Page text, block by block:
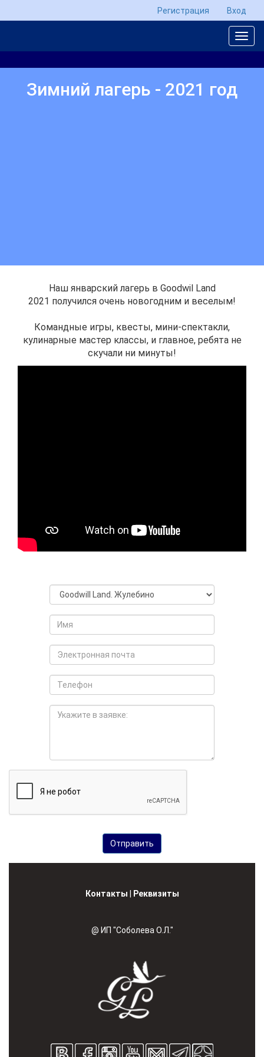
Вход
Регистрация
Зимний лагерь - 2021 год
Наш январский лагерь в Goodwil Land
2021 получился очень новогодним и веселым!
Командные игры, квесты, мини-спектакли,
кулинарные мастер классы, и главное, ребята не
скучали ни минуты!
Контакты | Реквизиты
@ ИП "Соболева О.Л."